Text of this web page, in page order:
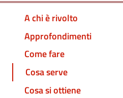
A chi è rivolto
Approfondimenti
Come fare
Cosa serve
Cosa si ottiene